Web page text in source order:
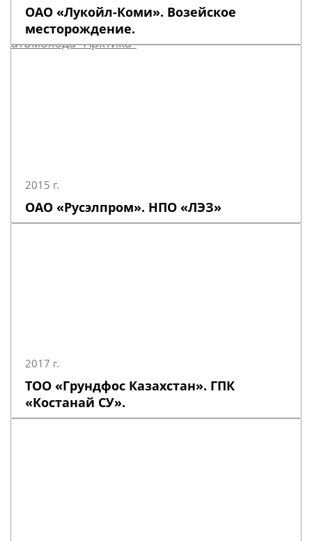
ОАО «Лукойл-Коми». Возейское
месторождение.
2015 г.
ОАО «Русэлпром». НПО «ЛЭЗ»
2017 г.
ТОО «Грундфос Казахстан». ГПК
«Костанай СУ».